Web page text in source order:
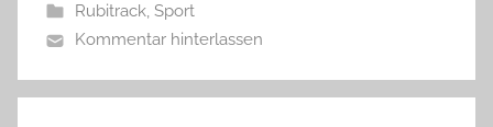
Rubitrack, Sport
Kommentar hinterlassen